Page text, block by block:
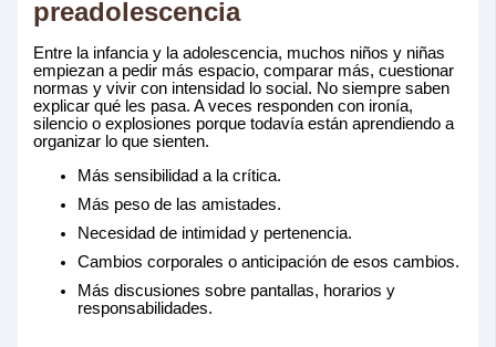
preadolescencia
Entre la infancia y la adolescencia, muchos niños y niñas
empiezan a pedir más espacio, comparar más, cuestionar
normas y vivir con intensidad lo social. No siempre saben
explicar qué les pasa. A veces responden con ironía,
silencio o explosiones porque todavía están aprendiendo a
organizar lo que sienten.
Más sensibilidad a la crítica.
Más peso de las amistades.
Necesidad de intimidad y pertenencia.
Cambios corporales o anticipación de esos cambios.
Más discusiones sobre pantallas, horarios y
responsabilidades.